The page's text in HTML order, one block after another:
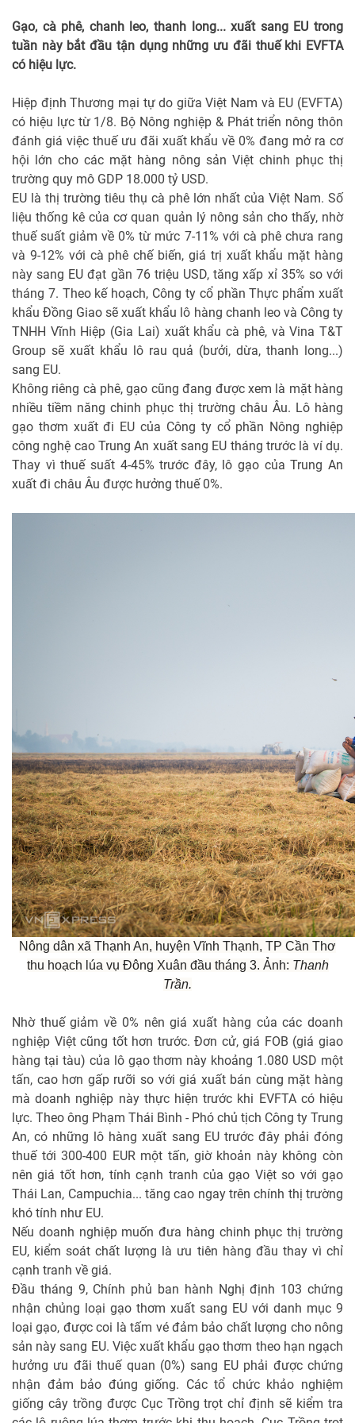
Gạo, cà phê, chanh leo, thanh long... xuất sang EU trong
tuần này bắt đầu tận dụng những ưu đãi thuế khi EVFTA
có hiệu lực.
Hiệp định Thương mại tự do giữa Việt Nam và EU (EVFTA)
có hiệu lực từ 1/8. Bộ Nông nghiệp & Phát triển nông thôn
đánh giá việc thuế ưu đãi xuất khẩu về 0% đang mở ra cơ
hội lớn cho các mặt hàng nông sản Việt chinh phục thị
trường quy mô GDP 18.000 tỷ USD.
EU là thị trường tiêu thụ cà phê lớn nhất của Việt Nam. Số
liệu thống kê của cơ quan quản lý nông sản cho thấy, nhờ
thuế suất giảm về 0% từ mức 7-11% với cà phê chưa rang
và 9-12% với cà phê chế biến, giá trị xuất khẩu mặt hàng
này sang EU đạt gần 76 triệu USD, tăng xấp xỉ 35% so với
tháng 7. Theo kế hoạch, Công ty cổ phần Thực phẩm xuất
khẩu Đồng Giao sẽ xuất khẩu lô hàng chanh leo và Công ty
TNHH Vĩnh Hiệp (Gia Lai) xuất khẩu cà phê, và Vina T&T
Group sẽ xuất khẩu lô rau quả (bưởi, dừa, thanh long...)
sang EU.
Không riêng cà phê, gạo cũng đang được xem là mặt hàng
nhiều tiềm năng chinh phục thị trường châu Âu. Lô hàng
gạo thơm xuất đi EU của Công ty cổ phần Nông nghiệp
công nghệ cao Trung An xuất sang EU tháng trước là ví dụ.
Thay vì thuế suất 4-45% trước đây, lô gạo của Trung An
xuất đi châu Âu được hưởng thuế 0%.
Nông dân xã Thạnh An, huyện Vĩnh Thạnh, TP Cần Thơ
thu hoạch lúa vụ Đông Xuân đầu tháng 3. Ảnh: Thanh
Trần.
Nhờ thuế giảm về 0% nên giá xuất hàng của các doanh
nghiệp Việt cũng tốt hơn trước. Đơn cử, giá FOB (giá giao
hàng tại tàu) của lô gạo thơm này khoảng 1.080 USD một
tấn, cao hơn gấp rưỡi so với giá xuất bán cùng mặt hàng
mà doanh nghiệp này thực hiện trước khi EVFTA có hiệu
lực. Theo ông Phạm Thái Bình - Phó chủ tịch Công ty Trung
An, có những lô hàng xuất sang EU trước đây phải đóng
thuế tới 300-400 EUR một tấn, giờ khoản này không còn
nên giá tốt hơn, tính cạnh tranh của gạo Việt so với gạo
Thái Lan, Campuchia... tăng cao ngay trên chính thị trường
khó tính như EU.
Nếu doanh nghiệp muốn đưa hàng chinh phục thị trường
EU, kiểm soát chất lượng là ưu tiên hàng đầu thay vì chỉ
cạnh tranh về giá.
Đầu tháng 9, Chính phủ ban hành Nghị định 103 chứng
nhận chủng loại gạo thơm xuất sang EU với danh mục 9
loại gạo, được coi là tấm vé đảm bảo chất lượng cho nông
sản này sang EU. Việc xuất khẩu gạo thơm theo hạn ngạch
hưởng ưu đãi thuế quan (0%) sang EU phải được chứng
nhận đảm bảo đúng giống. Các tổ chức khảo nghiệm
giống cây trồng được Cục Trồng trọt chỉ định sẽ kiểm tra